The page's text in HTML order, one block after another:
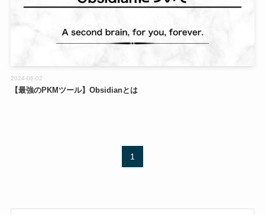
【最強のPKMツール】Obsidianとは
2024-06-02
1